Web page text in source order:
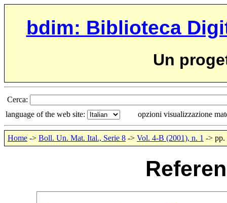
bdim: Biblioteca
Un
Cerca:
language of the web site:
opzioni visualizzazione
Home -> Boll. Un. Mat. Ital., Serie 8 -> Vol. 4-B (2001), n. 1 -> pp.